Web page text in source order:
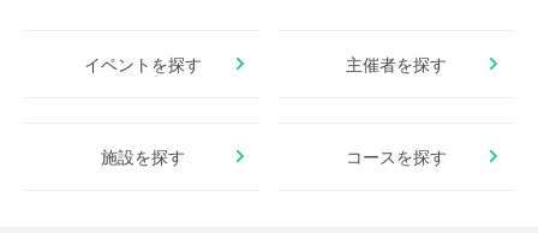
イベントを探す 主催者を探す
施設を探す コースを探す